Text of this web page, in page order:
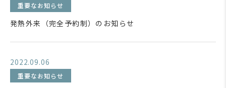
重要なお知らせ
発熱外来（完全予約制）のお知らせ
2022.09.06
重要なお知らせ